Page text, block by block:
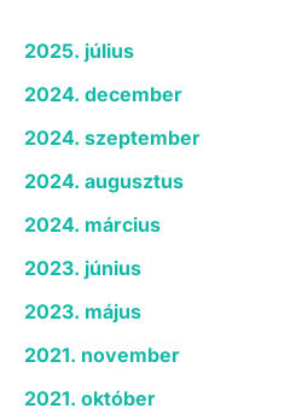
2025. július
2024. december
2024. szeptember
2024. augusztus
2024. március
2023. június
2023. május
2021. november
2021. október